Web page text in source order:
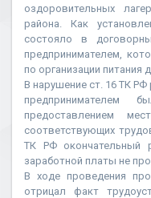
оздоровительных
района. Как
состояло в
предпринимателем,
по организации питания
В нарушение ст. 16 ТК
предоставлением
соответствующих
ТК РФ окончательный
заработной платы не
В ходе проведения
отрицал факт